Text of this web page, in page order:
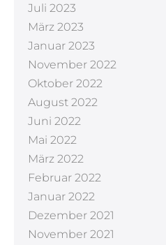
Juli 2023
März 2023
Januar 2023
November 2022
Oktober 2022
August 2022
Juni 2022
Mai 2022
März 2022
Februar 2022
Januar 2022
Dezember 2021
November 2021